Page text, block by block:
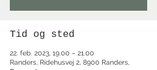
Tid og sted
22. feb. 2023, 19.00 – 21.00
Randers, Ridehusvej 2, 8900 Randers,